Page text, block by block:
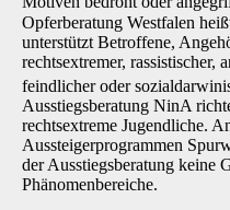
Opferberatung Westfalen
unterstützt Betroffene,
rechtsextremer, rassistischer,
feindlicher oder
Ausstiegsberatung NinA
rechtsextreme Jugendliche.
Aussteigerprogrammen
der Ausstiegsberatung keine
Phänomenbereiche.